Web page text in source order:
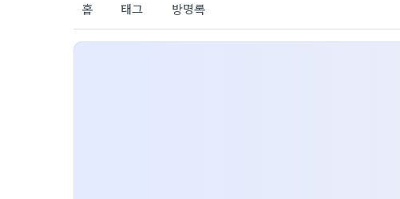
홈 태그 방명록